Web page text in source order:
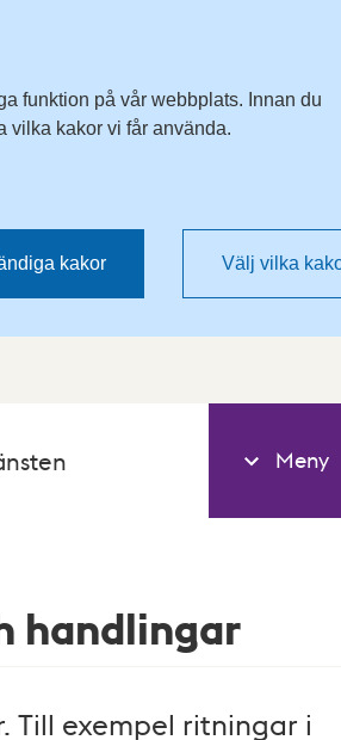
funktion på vår webbplats. Innan du
vilka kakor vi får använda.
kakor Välj vilka
Meny
handlingar
Till exempel ritningar i